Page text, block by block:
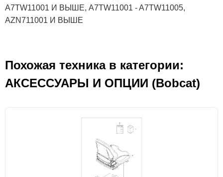
A7TW11001 И ВЫШЕ, A7TW11001 - A7TW11005,
AZN711001 И ВЫШЕ
Похожая техника в категории:
АКСЕСCУАРЫ И ОПЦИИ (Bobcat)